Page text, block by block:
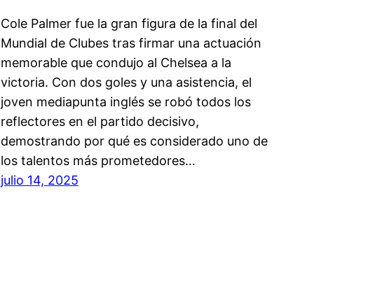
Cole Palmer fue la gran figura de la final del
Mundial de Clubes tras firmar una actuación
memorable que condujo al Chelsea a la
victoria. Con dos goles y una asistencia, el
joven mediapunta inglés se robó todos los
reflectores en el partido decisivo,
demostrando por qué es considerado uno de
los talentos más prometedores…
julio 14, 2025